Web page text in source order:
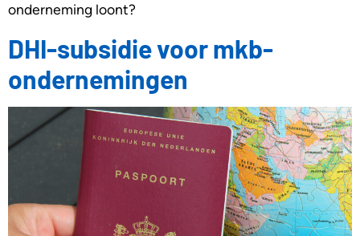
onderneming loont?
DHI-subsidie voor mkb-
ondernemingen